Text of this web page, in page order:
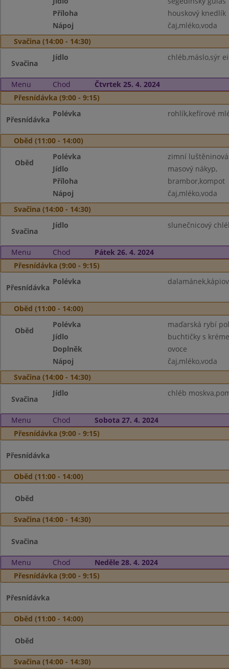
Příloha
houskový knedlík
Nápoj
čaj,mléko,voda
Svačina (14:00 - 14:30)
Svačina
Jídlo chléb,máslo,sýr
Menu Chod
Čtvrtek 25. 4. 2024
Přesnídávka (9:00 - 9:15)
Přesnídávka
Polévka rohlík,kefírové
Oběd (11:00 - 14:00)
Oběd
Polévka
zimní luštěninová
Jídlo
masový nákyp,
Příloha
brambor,kompot
Nápoj
čaj,mléko,voda
Svačina (14:00 - 14:30)
Svačina
Jídlo slunečnicový
Menu Chod
Pátek 26. 4. 2024
Přesnídávka (9:00 - 9:15)
Přesnídávka
Polévka
Oběd (11:00 - 14:00)
Oběd
Polévka
maďarská rybí
Jídlo
buchtičky s
Doplněk
ovoce
Nápoj
čaj,mléko,voda
Svačina (14:00 - 14:30)
Svačina
Jídlo chléb
Menu Chod
Sobota 27. 4. 2024
Přesnídávka (9:00 - 9:15)
Přesnídávka
Oběd (11:00 - 14:00)
Oběd
Svačina (14:00 - 14:30)
Svačina
Menu Chod
Neděle 28. 4. 2024
Přesnídávka (9:00 - 9:15)
Přesnídávka
Oběd (11:00 - 14:00)
Oběd
Svačina (14:00 - 14:30)